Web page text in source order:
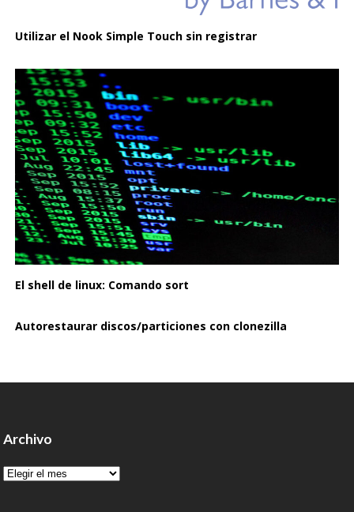
Utilizar el Nook Simple Touch sin registrar
El shell de linux: Comando sort
Autorestaurar discos/particiones con clonezilla
Archivo
Archivo